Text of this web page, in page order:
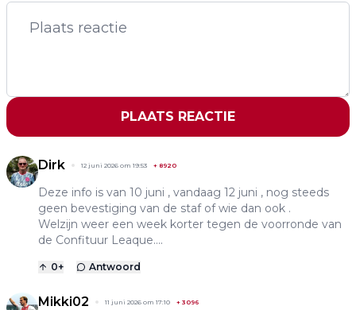
PLAATS REACTIE
Dirk 12 juni 2026 om 19:53 + 8920
Deze info is van 10 juni , vandaag 12 juni , nog steeds
geen bevestiging van de staf of wie dan ook .
Welzijn weer een week korter tegen de voorronde van
de Confituur Leaque....
0+ Antwoord
Mikki02 11 juni 2026 om 17:10 + 3096